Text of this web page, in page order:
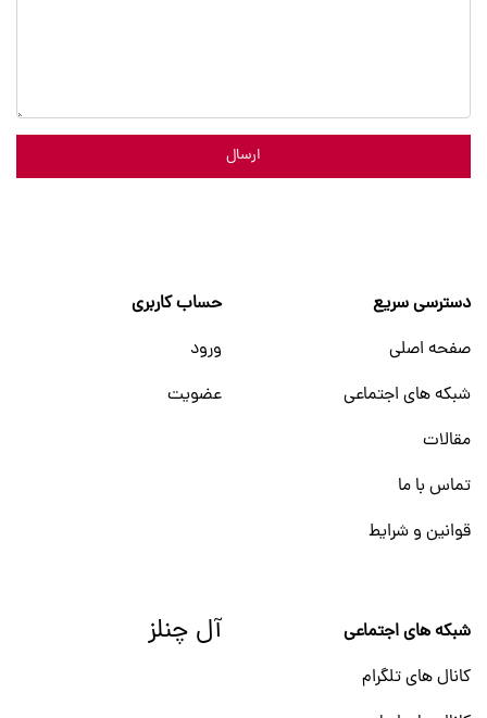
ارسال
دسترسی سریع
صفحه اصلی
شبکه های اجتماعی
مقالات
تماس با ما
قوانین و شرایط
حساب کاربری
ورود
عضویت
شبکه های اجتماعی
کانال های تلگرام
آل چنلز